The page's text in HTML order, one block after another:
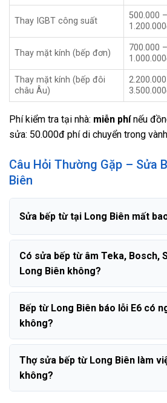
Thay IGBT công suất
500.000 –
Thay mặt kính (bếp đơn)
700.000 –
Thay mặt kính (bếp đôi
châu Âu)
Phí kiểm tra tại nhà: miễn phínếu
sửa: 50.000đ phí di chuyển trong
Câu Hỏi Thường Gặp – Sửa
Biên
Sửa bếp từ tại Long Biên mất
Có sửa bếp từ âm Teka, Bosch,
Long Biên không?
Bếp từ Long Biên báo lỗi E6 có
không?
Thợ sửa bếp từ Long Biên làm
không?